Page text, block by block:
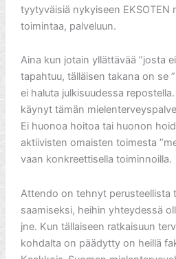
tyytyväisiä nykyiseen EKSOTEN
toimintaa, palveluun.
Aina kun jotain yllättävää ”josta
tapahtuu, tälläisen takana on se
ei haluta julkisuudessa
käynyt tämän
Ei huonoa hoitoa tai huonon
aktiivisten omaisten toimesta
vaan konkreettisella toiminnoilla.
Attendo on tehnyt perusteellista
saamiseksi, heihin yhteydessä
jne. Kun tällaiseen ratkaisuun
kohdalta on päädytty on heillä